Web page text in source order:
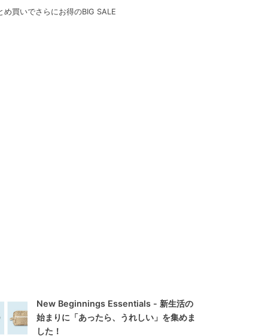
め買いでさらにお得のBIG SALE
New Beginnings Essentials - 新生活の
始まりに「あったら、うれしい」を集めま
した！